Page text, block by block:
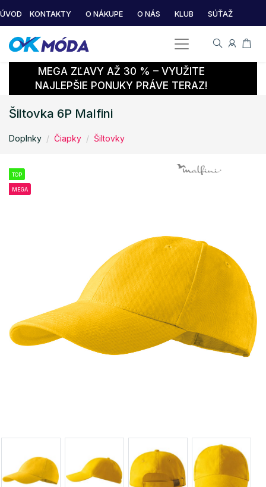
ÚVOD KONTAKTY O NÁKUPE O NÁS KLUB SÚŤAŽ
MEGA ZĽAVY AŽ 30 % – VYUŽITE
NAJLEPŠIE PONUKY PRÁVE TERAZ!
Šiltovka 6P Malfini
Doplnky Čiapky Šiltovky
TOP
MEGA